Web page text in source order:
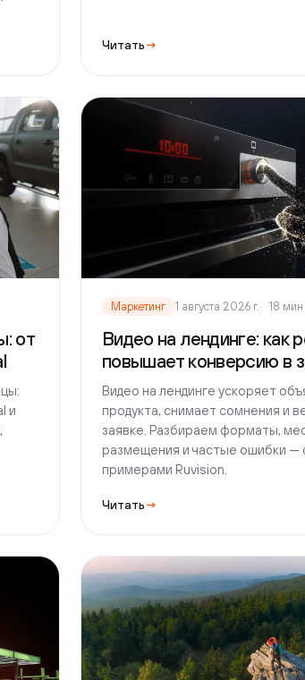
1 августа 2026 г. 18 мин чтения
Видео на лендинге: как ролик
повышает конверсию в заявку
Видео на лендинге ускоряет объяснение
продукта, снимает сомнения и ведёт к
размещения и частые ошибки — с
Читать→
Маркетинг 1 августа 2026 г. 16 мин чтения
Как видео работает на каждом
этапе воронки продаж